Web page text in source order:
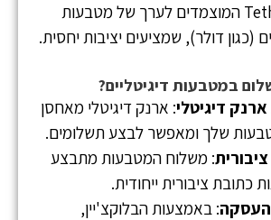
כמו Tether המוצמדים לערך של מטבעות
(כגון דולר), שמציעים יציבות יחסית.
במטבעות דיגיטליים?
דיגיטלי: ארנק דיגיטלי מאחסן
שלך ומאפשר לבצע תשלומים.
: משלוח המטבעות מתבצע
כתובת ציבורית ייחודית.
העסקה: באמצעות הבלוקצ'יין,